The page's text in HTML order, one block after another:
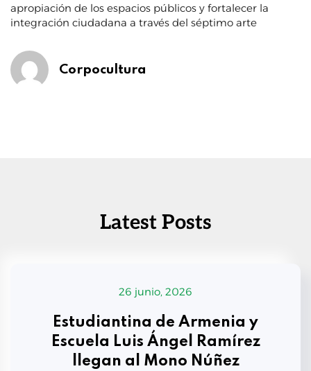
apropiación de los espacios públicos y fortalecer la
integración ciudadana a través del séptimo arte
Corpocultura
Latest Posts
26 junio, 2026
Estudiantina de Armenia y
Escuela Luis Ángel Ramírez
llegan al Mono Núñez